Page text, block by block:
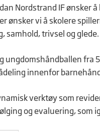
Nordstrand IF ønsker
ønsker vi å skolere
samhold, trivsel og glede.
ungdomshåndballen fra
innenfor
verktøy som
og evaluering,